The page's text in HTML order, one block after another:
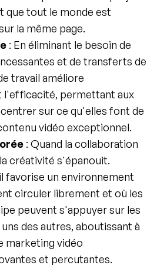
que tout le monde est
la même page.
: En éliminant le besoin de
et de transferts de
travail améliore
l'efficacité, permettant aux
sur ce qu'elles font de
vidéo exceptionnel.
: Quand la collaboration
créativité s'épanouit.
favorise un environnement
circuler librement et où les
peuvent s'appuyer sur les
des autres, aboutissant à
marketing vidéo
et percutantes.